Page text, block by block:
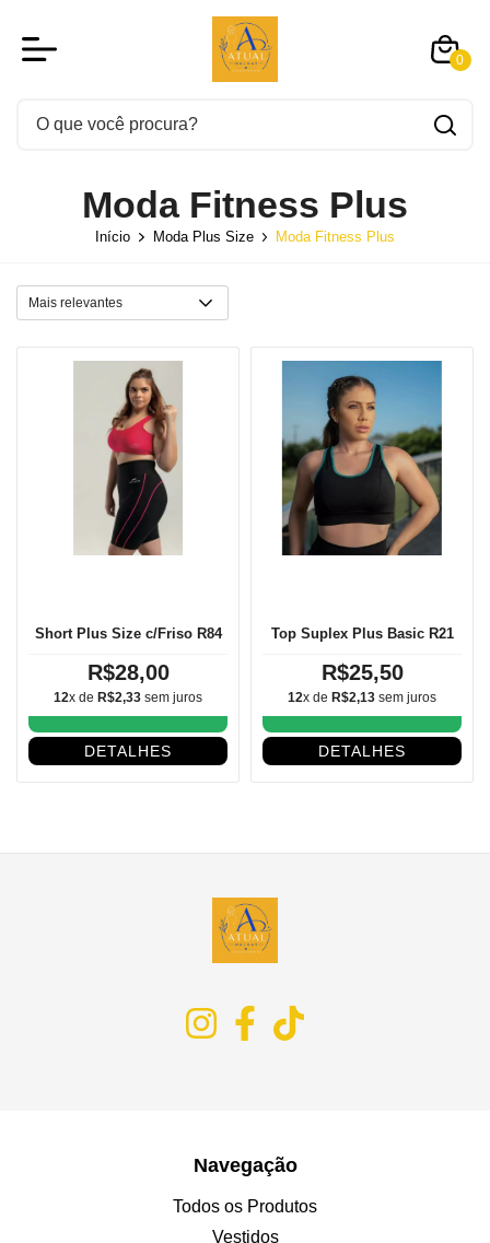
0
Moda Fitness Plus
Início Moda Plus Size Moda Fitness Plus
Short Plus Size c/Friso R84
R$28,00
12x de R$2,33 sem juros
DETALHES
Top Suplex Plus Basic R21
R$25,50
12x de R$2,13 sem juros
DETALHES
Navegação
Todos os Produtos
Vestidos